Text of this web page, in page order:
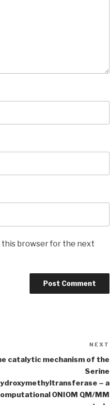
this browser for the next
NEXT
catalytic mechanism of the
Serine
– a
ONIOM QM/MM